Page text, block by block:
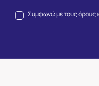
Συμφωνώ με τουςόρους